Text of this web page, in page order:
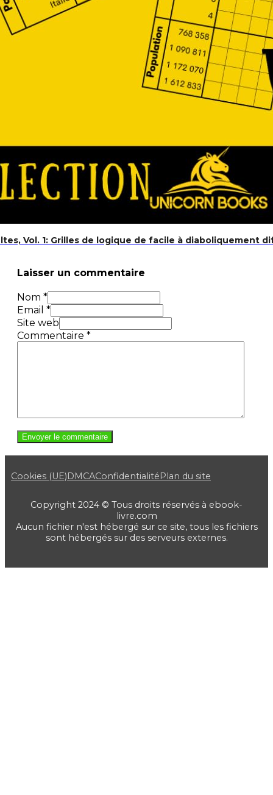
prophètes, coran, culture générale, histoire, Zakat,
Vol. 1: Grilles de logique de facile à diaboliquement
Laisser un commentaire
Nom *
Email *
Site web
Commentaire *
Cookies (UE)DMCAConfidentialitéPlan du site
Copyright 2024 © Tous droits réservés à ebook-
livre.com
Aucun fichier n'est hébergé sur ce site, tous les fichiers
sont hébergés sur des serveurs externes.